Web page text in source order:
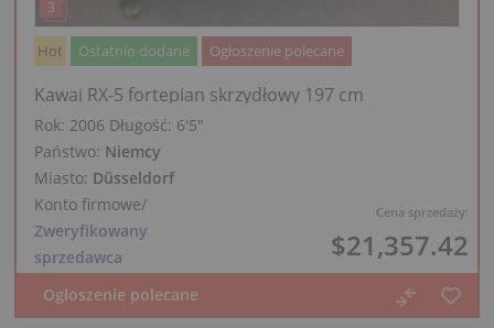
Cena sprzedaży:
$21,357.42
Hot Ostatnio dodane Ogłoszenie polecane
Kawai RX-5 fortepian skrzydłowy 197 cm
Rok: 2006 Długość: 6′5″
Państwo: Niemcy
Miasto: Düsseldorf
Konto firmowe/
Zweryfikowany
sprzedawca